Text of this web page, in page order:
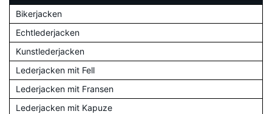
Bikerjacken
Echtlederjacken
Kunstlederjacken
Lederjacken mit Fell
Lederjacken mit Fransen
Lederjacken mit Kapuze